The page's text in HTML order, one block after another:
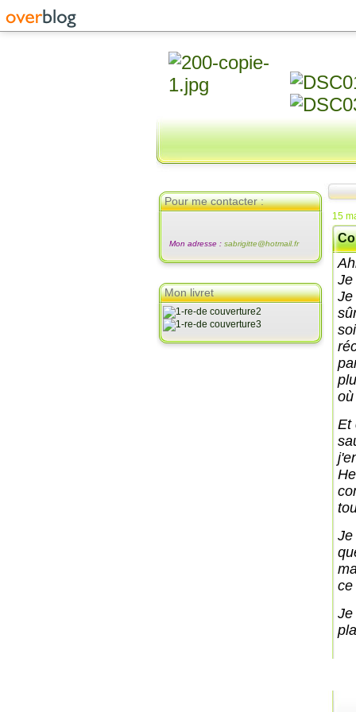
Pour me contacter :
Mon adresse : sabrigitte@hotmail.fr
Mon livret
15
Je
Je
Et
Je
ce
Je